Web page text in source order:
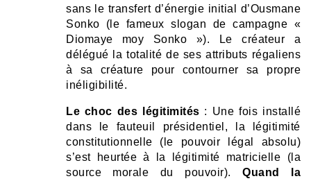
sans le transfert d’énergie initial d’Ousmane
Sonko (le fameux slogan de campagne «
Diomaye moy Sonko »). Le créateur a
délégué la totalité de ses attributs régaliens
à sa créature pour contourner sa propre
inéligibilité.
Le choc des légitimités : Une fois installé
dans le fauteuil présidentiel, la légitimité
constitutionnelle (le pouvoir légal absolu)
s’est heurtée à la légitimité matricielle (la
source morale du pouvoir).Quand la